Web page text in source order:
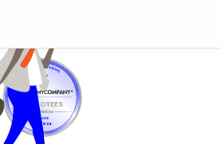
EMPLOYEES
FRANCE
SEP 2024